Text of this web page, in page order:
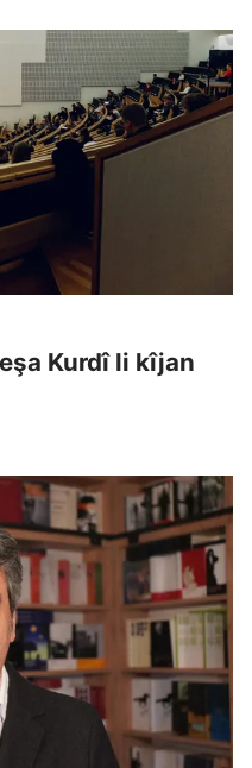
Kurdî li kîjan